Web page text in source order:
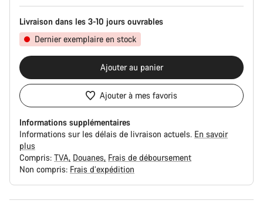
Livraison dans les 3-10 jours ouvrables
Dernier exemplaire en stock
Ajouter au panier
Ajouter à mes favoris
Informations supplémentaires
Informations sur les délais de livraison actuels. En savoir
plus
Compris: TVA Douanes Frais de déboursement
Non compris: Frais d’expédition